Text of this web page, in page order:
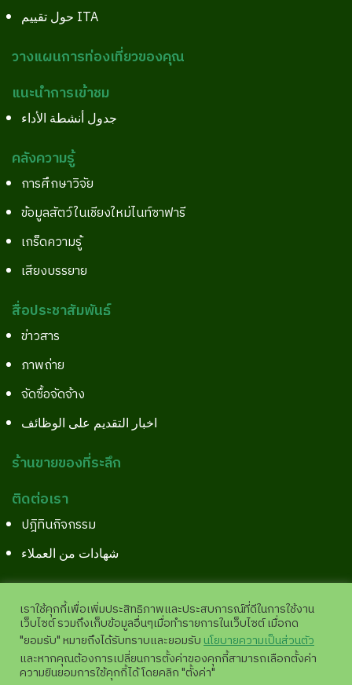
حول تقييم ITA
วางแผนการท่องเที่ยวของคุณ
แนะนำการเข้าชม
جدول أنشطة الأداء
คลังความรู้
การศึกษาวิจัย
ข้อมูลสัตว์ในเชียงใหม่ไนท์ซาฟารี
เกร็ดความรู้
เสียงบรรยาย
สื่อประชาสัมพันธ์
ข่าวสาร
ภาพถ่าย
จัดซื้อจัดจ้าง
اخبار التقديم على الوظائف
ร้านขายของที่ระลึก
ติดต่อเรา
ปฎิทินกิจกรรม
شهادات من العملاء
Copyright©2026 All Right Reserved.
Site Pages View
11,952,371 |analytics.google.com
เราใช้คุกกี้เพื่อเพิ่มประสิทธิภาพและประสบการณ์ที่ดีในการใช้งาน
เว็บไซต์ รวมถึงเก็บข้อมูลอื่นๆเมื่อทำรายการในเว็บไซต์ เมื่อกด
"ยอมรับ" หมายถึงได้รับทราบและยอมรับนโยบายความเป็นส่วนตัว
และหากคุณต้องการเปลี่ยนการตั้งค่าของคุกกี้สามารถเลือกตั้งค่า
ความยินยอมการใช้คุกกี้ได้ โดยคลิก "ตั้งค่า"